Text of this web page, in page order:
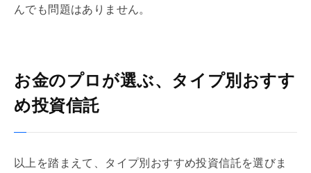
んでも問題はありません。
お金のプロが選ぶ、タイプ別おすす
め投資信託
以上を踏まえて、タイプ別おすすめ投資信託を選びま